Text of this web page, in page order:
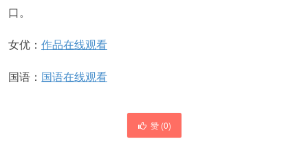
口。
女优： 作品在线观看
国语： 国语在线观看
赞 (0)